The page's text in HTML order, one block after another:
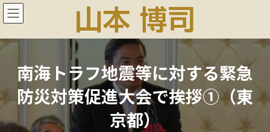
コ
ン
ン
ツ
キ
ッ
ナ
ビ
ー
シ
に
移
南海トラフ地震等に対する緊急
防災対策促進大会で挨拶①（東
京都）